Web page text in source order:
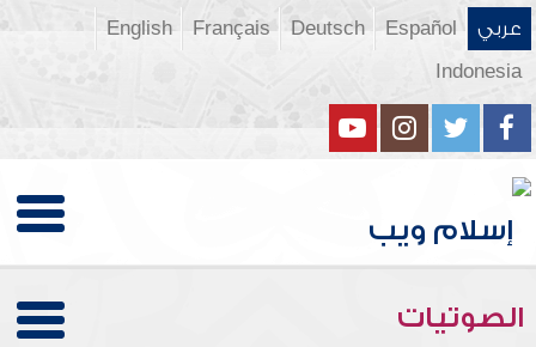
عربي Español
Deutsch
Français
English
Indonesia
الصوتيات